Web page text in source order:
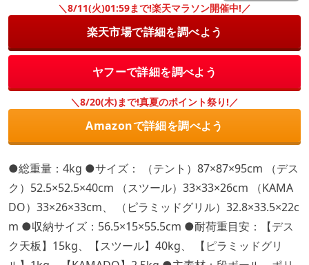
＼8/11(火)01:59まで!楽天マラソン開催中!／
楽天市場で詳細を調べよう
ヤフーで詳細を調べよう
＼8/20(木)まで!真夏のポイント祭り!／
Amazonで詳細を調べよう
●総重量：4kg ●サイズ： （テント）87×87×95cm （デス
ク）52.5×52.5×40cm （スツール）33×33×26cm （KAMA
DO）33×26×33cm、 （ピラミッドグリル）32.8×33.5×22c
m ●収納サイズ：56.5×15×55.5cm ●耐荷重目安：【デス
ク天板】15kg、【スツール】40kg、 【ピラミッドグリ